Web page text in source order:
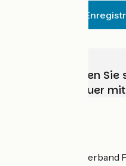
Wählen, bereiten
Ihr Radabenteuer
Der nationale Verband